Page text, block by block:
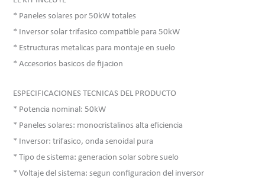
* Paneles solares por 50kW totales
* Inversor solar trifasico compatible para 50kW
* Estructuras metalicas para montaje en suelo
* Accesorios basicos de fijacion
ESPECIFICACIONES TECNICAS DEL PRODUCTO
* Potencia nominal: 50kW
* Paneles solares: monocristalinos alta eficiencia
* Inversor: trifasico, onda senoidal pura
* Tipo de sistema: generacion solar sobre suelo
* Voltaje del sistema: segun configuracion del inversor